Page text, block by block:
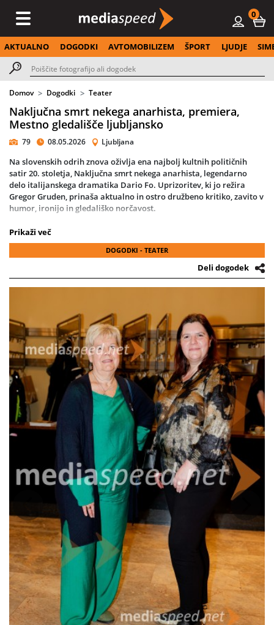
0
AKTUALNO DOGODKI AVTOMOBILIZEM ŠPORT LJUDJE
Domov Dogodki Teater
Naključna smrt nekega anarhista, premiera,
Mestno gledališče ljubljansko
79 08.05.2026 Ljubljana
Na slovenskih odrih znova oživlja ena najbolj kultnih političnih
satir 20. stoletja, Naključna smrt nekega anarhista, legendarno
delo italijanskega dramatika Dario Fo. Uprizoritev, ki jo režira
Gregor Gruden, prinaša aktualno in ostro družbeno kritiko, zavito v
humor, ironijo in gledališko norčavost.
Fo, Nobelov nagrajenec za književnost, je skupaj s svojo soprogo
teme, vse od zlorabe oblasti do družbenih neenakosti. Njegova
satira temelji na resničnih dogodkih iz leta 1969, povezanih z
bombnim napadom v Milanu in skrivnostno smrtjo anarhista
Giuseppeja Pinellija, ki je med policijskim zaslišanjem padel skozi
V središču zgodbe je lik Norca, navidez nepomembnega, a izjemno
lucidnega posameznika, ki z zamenjavo identitet razgali
nepravilnosti in manipulacije oblasti. Njegova igra preobratov
spremeni zaslišanje v absurdno komedijo, ki razkriva resnico o
sistemu, kjer pravila pogosto veljajo le na papirju.
Uprizoritev združuje elemente burleske, političnega teatra in črne
komedije ter odpira vprašanja, ki ostajajo presenetljivo aktualna
tudi danes: kdo nadzira oblast, kje je meja med resnico in
manipulacijo ter kako daleč lahko seže zloraba moči. Z značilnim
Fojevim humorjem predstava gledalca najprej nasmeji, nato pa ga
Prikaži več
DOGODKI - TEATER
Deli dogodek